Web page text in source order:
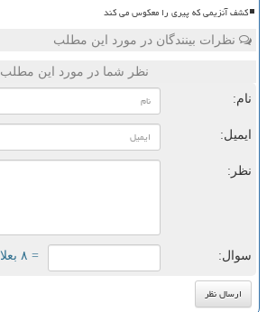
کشف آنزیمی که پیری را معکوس می کند
نظرات بینندگان در مورد این مطلب
نظر شما در مورد این مطلب
نام:
ایمیل:
نظر:
سوال: = ۸ بعلاوه ۳